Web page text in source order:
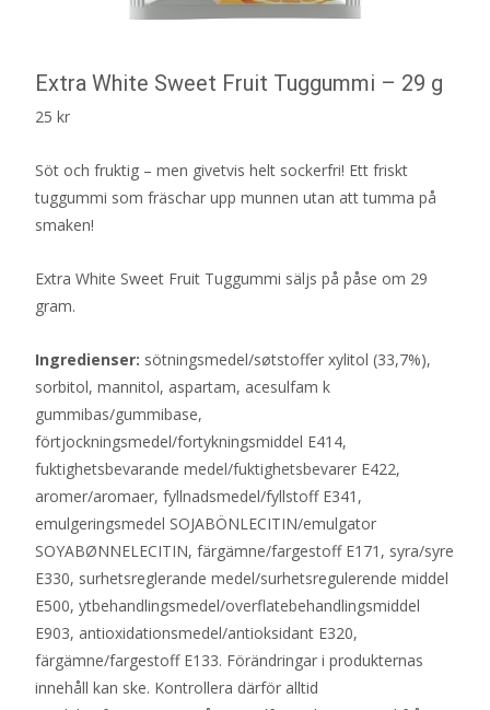
Extra White Sweet Fruit Tuggummi – 29 g
25 kr
Söt och fruktig – men givetvis helt sockerfri! Ett friskt
tuggummi som fräschar upp munnen utan att tumma på
smaken!
Extra White Sweet Fruit Tuggummi säljs på påse om 29
gram.
Ingredienser: sötningsmedel/søtstoffer xylitol (33,7%),
sorbitol, mannitol, aspartam, acesulfam k
gummibas/gummibase,
förtjockningsmedel/fortykningsmiddel E414,
fuktighetsbevarande medel/fuktighetsbevarer E422,
aromer/aromaer, fyllnadsmedel/fyllstoff E341,
emulgeringsmedel SOJABÖNLECITIN/emulgator
SOYABØNNELECITIN, färgämne/fargestoff E171, syra/syre
E330, surhetsreglerande medel/surhetsregulerende middel
E500, ytbehandlingsmedel/overflatebehandlingsmiddel
E903, antioxidationsmedel/antioksidant E320,
färgämne/fargestoff E133. Förändringar i produkternas
innehåll kan ske. Kontrollera därför alltid